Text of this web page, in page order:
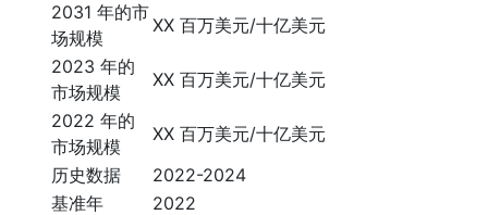
2031 年的市
场规模
XX 百万美元/十亿美元
2023 年的
市场规模
XX 百万美元/十亿美元
2022 年的
市场规模
XX 百万美元/十亿美元
历史数据
2022-2024
基准年
2022